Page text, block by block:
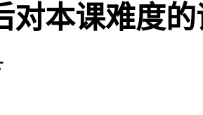
对本课难度